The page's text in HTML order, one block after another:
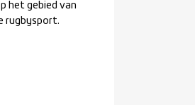
het gebied van
rugbysport.